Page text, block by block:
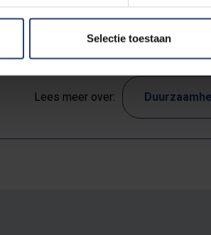
Selectie toestaan
Lees meer over: